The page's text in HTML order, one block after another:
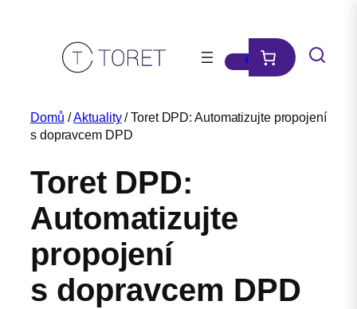
Domů /Aktuality/ Toret DPD: Automatizujte propojení
s dopravcem DPD
Toret DPD:
Automatizujte
propojení
s dopravcem DPD